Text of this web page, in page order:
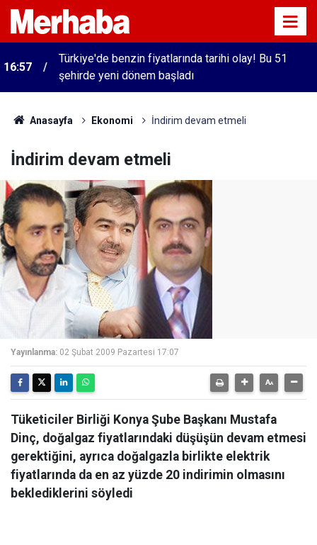
16:57
Türkiye'de benzin fiyatlarında tarihi olay! Bu 51
şehirde yeni dönem başladı
Anasayfa Ekonomi İndirim devam etmeli
İndirim devam etmeli
Yayınlanma: 02 Şubat 2009 Pazartesi 17:07
Tüketiciler Birliği Konya Şube Başkanı Mustafa
Dinç, doğalgaz fiyatlarındaki düşüşün devam etmesi
gerektiğini, ayrıca doğalgazla birlikte elektrik
fiyatlarında da en az yüzde 20 indirimin olmasını
beklediklerini söyledi